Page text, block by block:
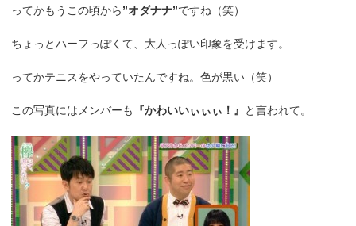
ってかもうこの頃から”オダナナ”ですね（笑）
ちょっとハーフっぽくて、大人っぽい印象を受けます。
ってかテニスをやっていたんですね。色が黒い（笑）
この写真にはメンバーも 『かわいいぃぃぃ！』 と言われて。